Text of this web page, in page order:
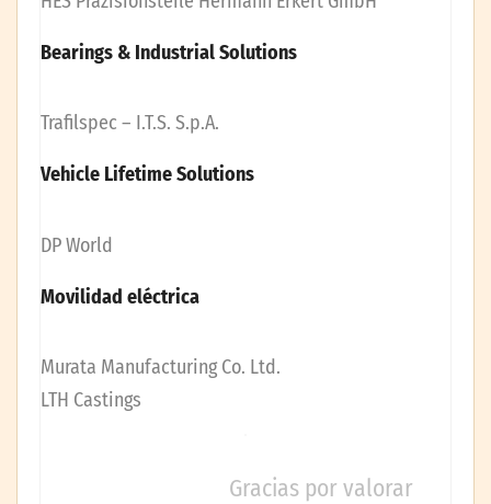
Bearings & Industrial Solutions
Trafilspec – I.T.S. S.p.A.
Vehicle Lifetime Solutions
DP World
Movilidad eléctrica
Murata Manufacturing Co. Ltd.
LTH Castings
Gracias por valorar